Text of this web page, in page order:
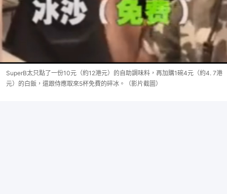
SuperB太只點了一份10元（約12港元）的自助調味料，再加購1碗4元（約4. 7港
元）的白飯，還跟侍應取來5杯免費的碎冰。（影片截圖）